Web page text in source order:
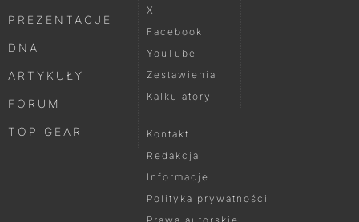
PREZENTACJE
DNA
ARTYKUŁY
FORUM
TOP GEAR
X
Facebook
YouTube
Zestawienia
Kalkulatory
Kontakt
Redakcja
Informacje
Polityka prywatności